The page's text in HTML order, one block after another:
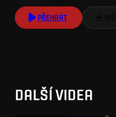
PŘEHRÁT
DALŠÍ VIDEA